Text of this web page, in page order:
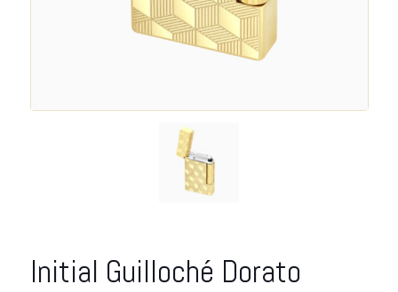
Initial Guilloché Dorato